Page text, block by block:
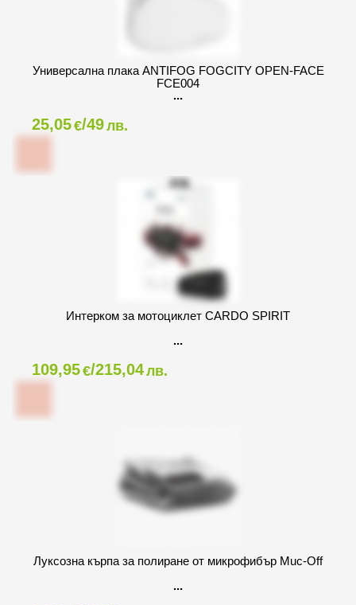
Универсална плака ANTIFOG FOGCITY OPEN-FACE
FCE004
25,05€/49лв.
Интерком за мотоциклет CARDO SPIRIT
109,95€/215,04лв.
Луксозна кърпа за полиране от микрофибър Muc-Off